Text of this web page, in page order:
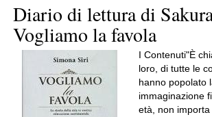
Diario di lettura di
Vogliamo la favola
I Contenuti"È
loro, di tutte le
hanno popolato
immaginazione
età, non importa